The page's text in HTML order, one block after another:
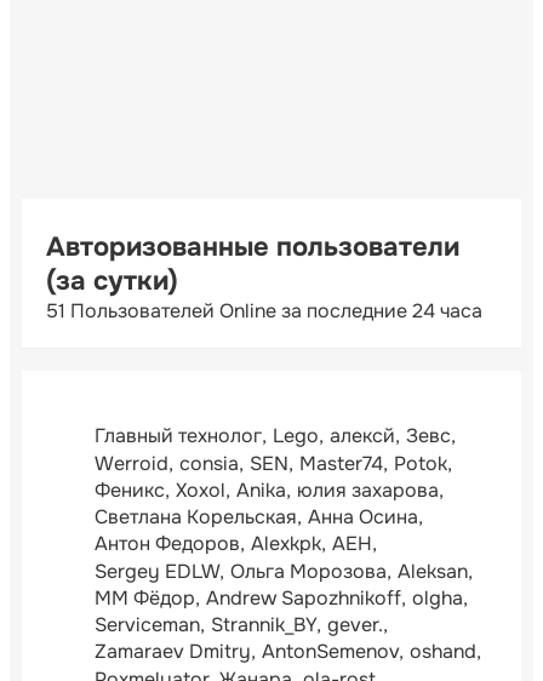
Авторизованные пользователи
(за сутки)
51 Пользователей Online за последние 24 часа
Главный технолог Lego алексй Зевс
Werroid consia SEN Master74 Potok
Феникс Xoxol Anika юлия захарова
Светлана Корельская Анна Осина
Антон Федоров Alexkpk АЕН
Sergey EDLW Ольга Морозова Aleksan
ММ Фёдор Andrew Sapozhnikoff olgha
Serviceman Strannik_BY gever.
Zamaraev Dmitry AntonSemenov oshand